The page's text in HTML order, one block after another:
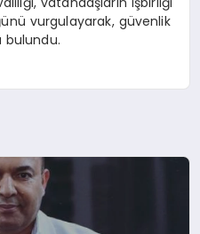
vurgulayarak, güvenlik
bulundu.